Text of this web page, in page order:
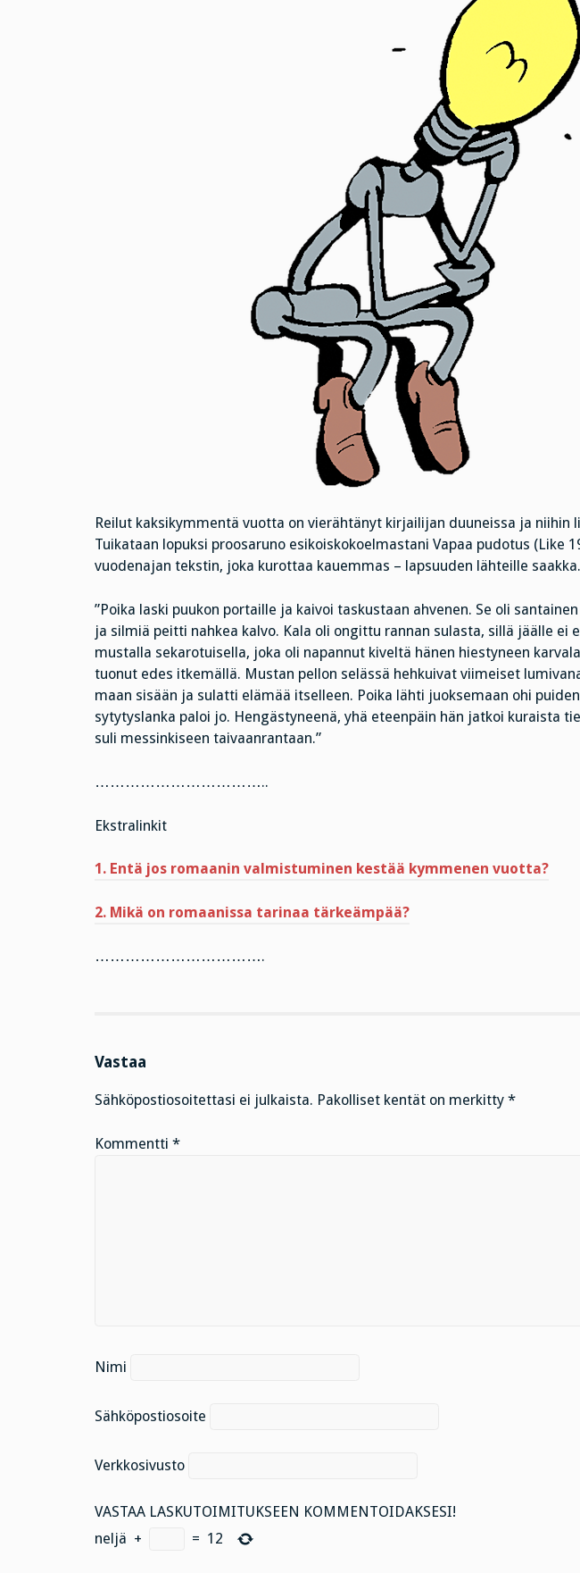
Reilut kaksikymmentä vuotta on vierähtänyt kirjailijan duuneissa ja niihin
Tuikataan lopuksi proosaruno esikoiskokoelmastani Vapaa pudotus (Like
vuodenajan tekstin, joka kurottaa kauemmas – lapsuuden lähteille saakka.
”Poika laski puukon portaille ja kaivoi taskustaan ahvenen. Se oli
ja silmiä peitti nahkea kalvo. Kala oli ongittu rannan sulasta, sillä jäälle ei
mustalla sekarotuisella, joka oli napannut kiveltä hänen hiestyneen
tuonut edes itkemällä. Mustan pellon selässä hehkuivat viimeiset
maan sisään ja sulatti elämää itselleen. Poika lähti juoksemaan ohi
sytytyslanka paloi jo. Hengästyneenä, yhä eteenpäin hän jatkoi kuraista
suli messinkiseen taivaanrantaan.”
……………………………..
Ekstralinkit
1. Entä jos romaanin valmistuminen kestää kymmenen vuotta?
2. Mikä on romaanissa tarinaa tärkeämpää?
…………………………….
Vastaa
Sähköpostiosoitettasi ei julkaista. Pakolliset kentät on merkitty *
Kommentti *
Nimi
Sähköpostiosoite
Verkkosivusto
VASTAA LASKUTOIMITUKSEEN KOMMENTOIDAKSESI!
neljä + = 12